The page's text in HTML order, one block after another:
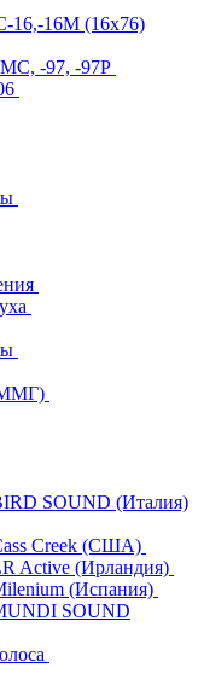
16,-16М (16х76)
-97, -97Р
SOUND (Италия)
Creek (США)
Active (Ирландия)
(Испания)
SOUND